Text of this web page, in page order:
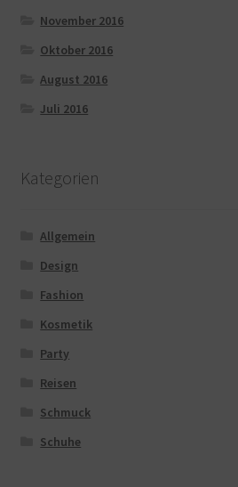
November 2016
Oktober 2016
August 2016
Juli 2016
Kategorien
Allgemein
Design
Fashion
Kosmetik
Party
Reisen
Schmuck
Schuhe